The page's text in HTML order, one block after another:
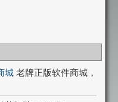
城 老牌正版软件商城，